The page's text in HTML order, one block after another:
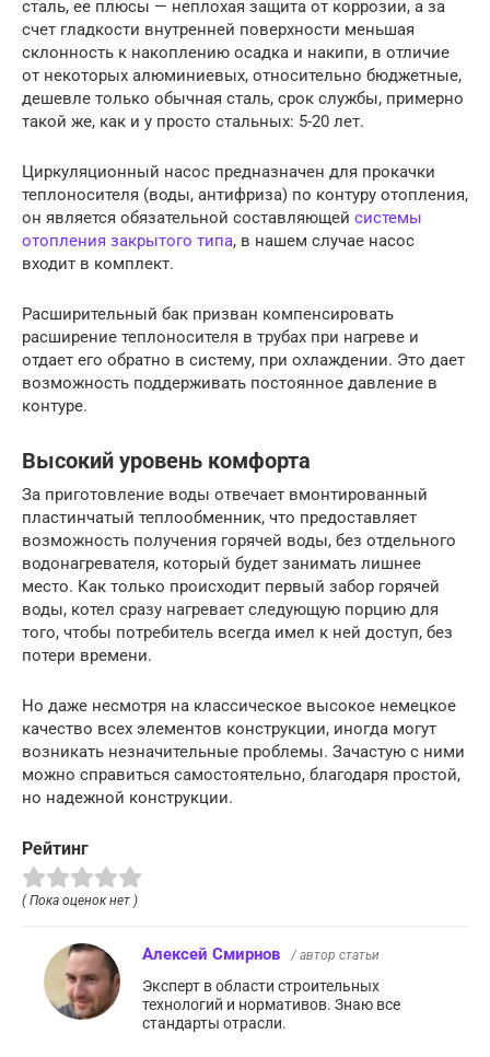
сталь, ее плюсы — неплохая защита от коррозии, а за
счет гладкости внутренней поверхности меньшая
склонность к накоплению осадка и накипи, в отличие
от некоторых алюминиевых, относительно бюджетные,
дешевле только обычная сталь, срок службы, примерно
такой же, как и у просто стальных: 5-20 лет.
Циркуляционный насос предназначен для прокачки
теплоносителя (воды, антифриза) по контуру отопления,
он является обязательной составляющей системы
отопления закрытого типа, в нашем случае насос
входит в комплект.
Расширительный бак призван компенсировать
расширение теплоносителя в трубах при нагреве и
отдает его обратно в систему, при охлаждении. Это дает
возможность поддерживать постоянное давление в
контуре.
Высокий уровень комфорта
За приготовление воды отвечает вмонтированный
пластинчатый теплообменник, что предоставляет
возможность получения горячей воды, без отдельного
водонагревателя, который будет занимать лишнее
место. Как только происходит первый забор горячей
воды, котел сразу нагревает следующую порцию для
того, чтобы потребитель всегда имел к ней доступ, без
потери времени.
Но даже несмотря на классическое высокое немецкое
качество всех элементов конструкции, иногда могут
возникать незначительные проблемы. Зачастую с ними
можно справиться самостоятельно, благодаря простой,
но надежной конструкции.
Рейтинг
( Пока оценок нет )
Алексей Смирнов / автор статьи
Эксперт в области строительных
технологий и нормативов. Знаю все
стандарты отрасли.